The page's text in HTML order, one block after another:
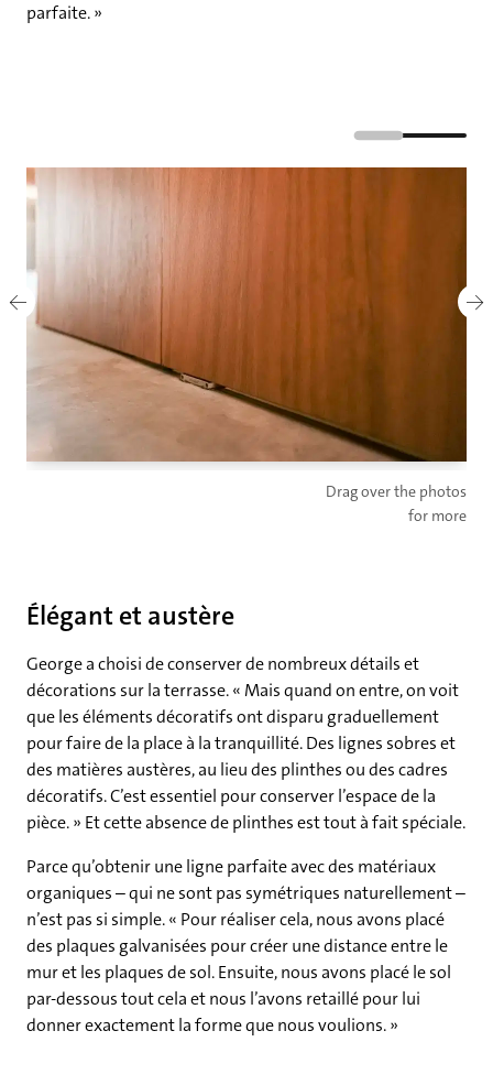
parfaite. »
Drag over the photos
for more
Élégant et austère
George a choisi de conserver de nombreux détails et
décorations sur la terrasse. « Mais quand on entre, on voit
que les éléments décoratifs ont disparu graduellement
pour faire de la place à la tranquillité. Des lignes sobres et
des matières austères, au lieu des plinthes ou des cadres
décoratifs. C’est essentiel pour conserver l’espace de la
pièce. » Et cette absence de plinthes est tout à fait spéciale.
Parce qu’obtenir une ligne parfaite avec des matériaux
organiques – qui ne sont pas symétriques naturellement –
n’est pas si simple. « Pour réaliser cela, nous avons placé
des plaques galvanisées pour créer une distance entre le
mur et les plaques de sol. Ensuite, nous avons placé le sol
par-dessous tout cela et nous l’avons retaillé pour lui
donner exactement la forme que nous voulions. »